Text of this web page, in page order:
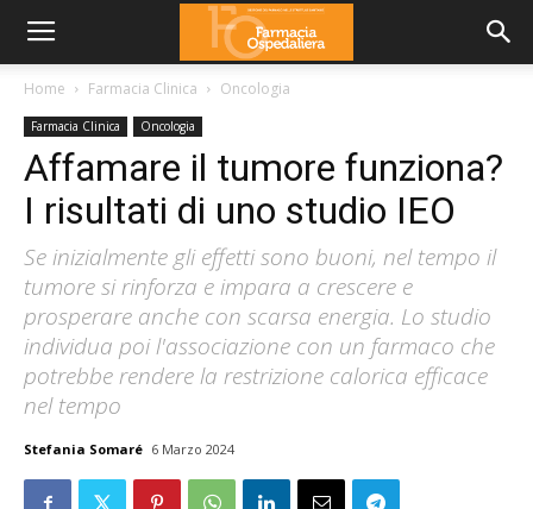
Home Farmacia Clinica Oncologia
Farmacia Clinica Oncologia
Affamare il tumore funziona?
I risultati di uno studio IEO
Se inizialmente gli effetti sono buoni, nel tempo il
tumore si rinforza e impara a crescere e
prosperare anche con scarsa energia. Lo studio
individua poi l'associazione con un farmaco che
potrebbe rendere la restrizione calorica efficace
nel tempo
Stefania Somaré 6 Marzo 2024